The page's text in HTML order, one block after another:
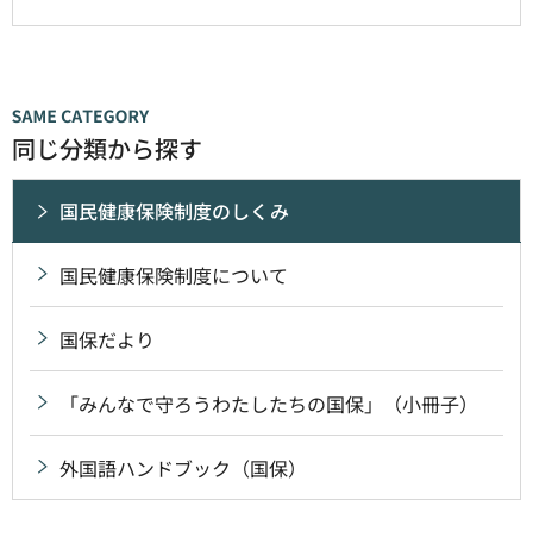
同じ分類から探す
国民健康保険制度のしくみ
国民健康保険制度について
国保だより
「みんなで守ろうわたしたちの国保」（小冊子）
外国語ハンドブック（国保）